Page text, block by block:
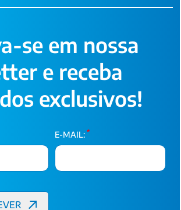
se em nossa
e receba
exclusivos!
E-MAIL: *